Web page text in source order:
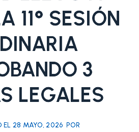
11° SESIÓN
3
LEGALES
EL 28 MAYO, 2026 POR